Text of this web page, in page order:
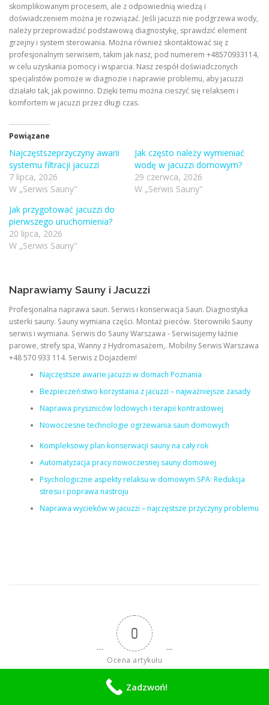
skomplikowanym procesem, ale z odpowiednią wiedzą i
doświadczeniem można je rozwiązać. Jeśli jacuzzi nie podgrzewa wody,
należy przeprowadzić podstawową diagnostykę, sprawdzić element
grzejny i system sterowania. Można również skontaktować się z
profesjonalnym serwisem, takim jak nasz, pod numerem +48570933114,
w celu uzyskania pomocy i wsparcia. Nasz zespół doświadczonych
specjalistów pomoże w diagnozie i naprawie problemu, aby jacuzzi
działało tak, jak powinno. Dzięki temu można cieszyć się relaksem i
komfortem w jacuzzi przez długi czas.
Powiązane
Najczęstszeprzyczyny awarii
systemu filtracji jacuzzi
7 lipca, 2026
W „Serwis Sauny"
Jak często należy wymieniać
wodę w jacuzzi domowym?
29 czerwca, 2026
W „Serwis Sauny"
Jak przygotować jacuzzi do
pierwszego uruchomienia?
20 lipca, 2026
W „Serwis Sauny"
Naprawiamy Sauny i Jacuzzi
Profesjonalna naprawa saun. Serwis i konserwacja Saun. Diagnostyka
usterki sauny. Sauny wymiana części. Montaż pieców. Sterowniki Sauny
serwis i wymiana. Serwis do Sauny Warszawa - Serwisujemy łaźnie
parowe, strefy spa, Wanny z Hydromasażem,. Mobilny Serwis Warszawa
+48 570 933 114. Serwis z Dojazdem!
Najczęstsze awarie jacuzzi w domach Poznania
Bezpieczeństwo korzystania z jacuzzi – najważniejsze zasady
Naprawa pryszniców lodowych i terapii kontrastowej
Nowoczesne technologie ogrzewania saun domowych
Kompleksowy plan konserwacji sauny na cały rok
Automatyzacja pracy nowoczesnej sauny domowej
Psychologiczne aspekty relaksu w domowym SPA: Redukcja
stresu i poprawa nastroju
Naprawa wycieków w jacuzzi – najczęstsze przyczyny problemu
0
Ocena artykułu
Zadzwoń!